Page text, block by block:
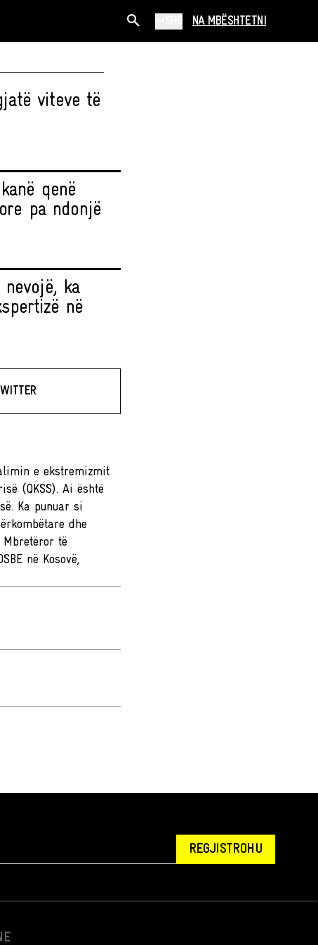
NA MBËSHTETNI
viteve të
qenë
pa ndonjë
ka
në
e ekstremizmit
(QKSS). Ai është
Ka punuar si
dhe
të
në Kosovë,
REGJISTROHU